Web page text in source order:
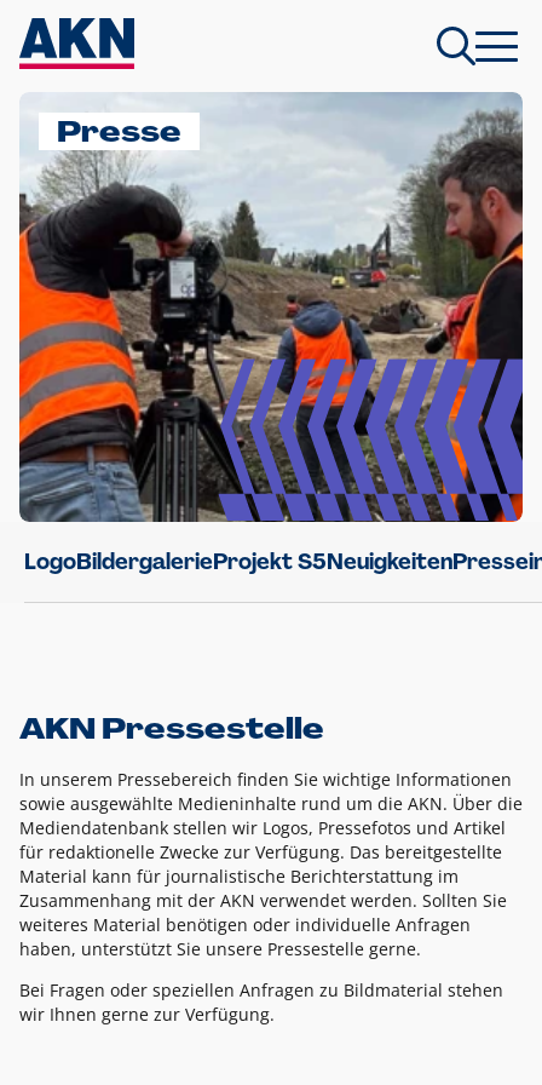
Presse
LogoBildergalerieProjekt S5Neuigkeiten
AKN Pressestelle
In unserem Pressebereich finden Sie wichtige Informationen
sowie ausgewählte Medieninhalte rund um die AKN. Über die
Mediendatenbank stellen wir Logos, Pressefotos und Artikel
für redaktionelle Zwecke zur Verfügung. Das bereitgestellte
Material kann für journalistische Berichterstattung im
Zusammenhang mit der AKN verwendet werden. Sollten Sie
weiteres Material benötigen oder individuelle Anfragen
haben, unterstützt Sie unsere Pressestelle gerne.
Bei Fragen oder speziellen Anfragen zu Bildmaterial stehen
wir Ihnen gerne zur Verfügung.